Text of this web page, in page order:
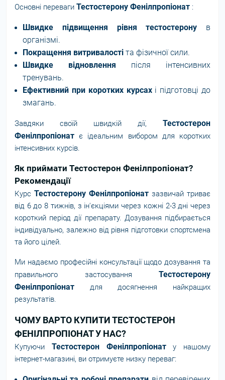
Основні переваги Тестостерону Фенілпропіонат :
Швидке підвищення рівня тестостерону в
організмі.
Покращення витривалості та фізичної сили.
Швидке відновлення після інтенсивних
тренувань.
Ефективний при коротких курсах і підготовці до
змагань.
Завдяки своїй швидкій дії, Тестостерон
Фенілпропіонатє ідеальним вибором для коротких
інтенсивних курсів.
Як приймати Тестостерон Фенілпропіонат?
Рекомендації
Курс Тестостерону Фенілпропіонат зазвичай триває
від 6 до 8 тижнів, з ін'єкціями через кожні 2-3 дні через
короткий період дії препарату. Дозування підбирається
індивідуально, залежно від рівня підготовки спортсмена
та його цілей.
Ми надаємо професійні консультації щодо дозування та
правильного застосування Тестостерону
Фенілпропіонат для досягнення найкращих
результатів.
ЧОМУ ВАРТО КУПИТИ ТЕСТОСТЕРОН
ФЕНІЛПРОПІОНАТ У НАС?
Купуючи Тестостерон Фенілпропіонату нашому
інтернет-магазині, ви отримуєте низку переваг: